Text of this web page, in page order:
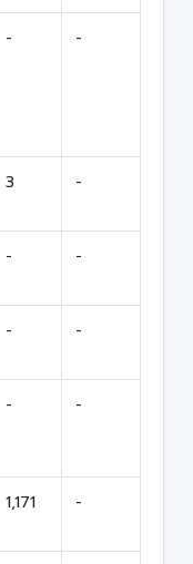
- -
3 -
- -
- -
- -
1,171 -